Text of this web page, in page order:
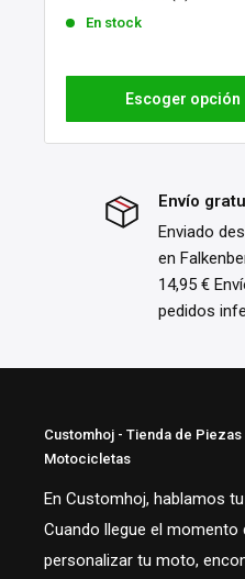
En stock
Escoger opción
Envío
Enviado
en
14,95 €
pedidos
Customhoj - Tienda de Piezas
Motocicletas
En Customhoj, hablamos
Cuando llegue el momento
personalizar tu moto,